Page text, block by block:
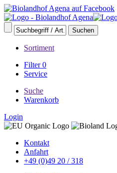
Sortiment
Filter 0
Service
Suche
Warenkorb
Login
Kontakt
Anfahrt
+49 (0)49 20 / 318